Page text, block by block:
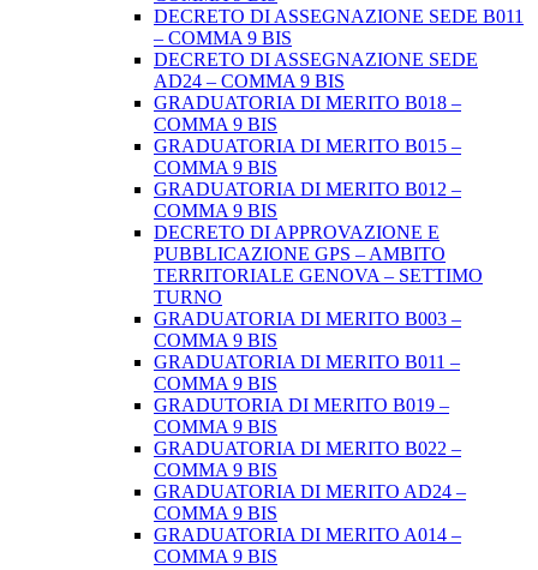
DECRETO DI ASSEGNAZIONE SEDE B011
– COMMA 9 BIS
DECRETO DI ASSEGNAZIONE SEDE
AD24 – COMMA 9 BIS
GRADUATORIA DI MERITO B018 –
COMMA 9 BIS
GRADUATORIA DI MERITO B015 –
COMMA 9 BIS
GRADUATORIA DI MERITO B012 –
COMMA 9 BIS
DECRETO DI APPROVAZIONE E
PUBBLICAZIONE GPS – AMBITO
TERRITORIALE GENOVA – SETTIMO
TURNO
GRADUATORIA DI MERITO B003 –
COMMA 9 BIS
GRADUATORIA DI MERITO B011 –
COMMA 9 BIS
GRADUTORIA DI MERITO B019 –
COMMA 9 BIS
GRADUATORIA DI MERITO B022 –
COMMA 9 BIS
GRADUATORIA DI MERITO AD24 –
COMMA 9 BIS
GRADUATORIA DI MERITO A014 –
COMMA 9 BIS